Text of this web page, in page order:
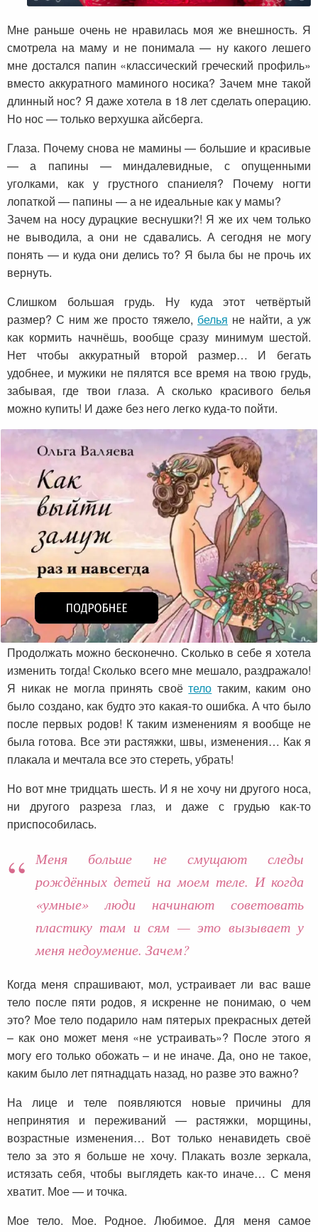
Мне раньше очень не нравилась моя же внешность. Я
смотрела на маму и не понимала — ну какого лешего
мне достался папин «классический греческий профиль»
вместо аккуратного маминого носика? Зачем мне такой
длинный нос? Я даже хотела в 18 лет сделать операцию.
Но нос — только верхушка айсберга.
Глаза. Почему снова не мамины — большие и красивые
— а папины — миндалевидные, с опущенными
уголками, как у грустного спаниеля? Почему ногти
лопаткой — папины — а не идеальные как у мамы?
Зачем на носу дурацкие веснушки?! Я же их чем только
не выводила, а они не сдавались. А сегодня не могу
понять — и куда они делись то? Я была бы не прочь их
вернуть.
Слишком большая грудь. Ну куда этот четвёртый
размер? С ним же просто тяжело, белья не найти, а уж
как кормить начнёшь, вообще сразу минимум шестой.
Нет чтобы аккуратный второй размер… И бегать
удобнее, и мужики не пялятся все время на твою грудь,
забывая, где твои глаза. А сколько красивого белья
можно купить! И даже без него легко куда-то пойти.
Продолжать можно бесконечно. Сколько в себе я хотела
изменить тогда! Сколько всего мне мешало, раздражало!
Я никак не могла принять своётело таким, каким оно
было создано, как будто это какая-то ошибка. А что было
после первых родов! К таким изменениям я вообще не
была готова. Все эти растяжки, швы, изменения… Как я
плакала и мечтала все это стереть, убрать!
Но вот мне тридцать шесть. И я не хочу ни другого носа,
ни другого разреза глаз, и даже с грудью как-то
приспособилась.
Меня больше не смущают следы
рождённых детей на моем теле. И когда
«умные» люди начинают советовать
пластику там и сям — это вызывает у
меня недоумение. Зачем?
Когда меня спрашивают, мол, устраивает ли вас ваше
тело после пяти родов, я искренне не понимаю, о чем
это? Мое тело подарило нам пятерых прекрасных детей
– как оно может меня «не устраивать»? После этого я
могу его только обожать – и не иначе. Да, оно не такое,
каким было лет пятнадцать назад, но разве это важно?
На лице и теле появляются новые причины для
непринятия и переживаний — растяжки, морщины,
возрастные изменения… Вот только ненавидеть своё
тело за это я больше не хочу. Плакать возле зеркала,
истязать себя, чтобы выглядеть как-то иначе… С меня
хватит. Мое — и точка.
Мое тело. Мое. Родное. Любимое. Для меня самое